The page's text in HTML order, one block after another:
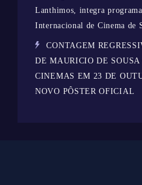
Lanthimos, integra
Internacional de Cinema de
CONTAGEM
DE MAURICIO DE SOUSA
CINEMAS EM 23 DE
NOVO PÔSTER OFICIAL